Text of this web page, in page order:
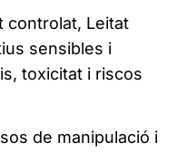
controlat, Leitat
sensibles i
toxicitat i riscos
de manipulació i